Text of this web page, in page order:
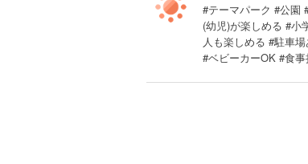
#テーマパーク #公園
(幼児)が楽しめる #小
人も楽しめる #駐車
#ベビーカーOK #食